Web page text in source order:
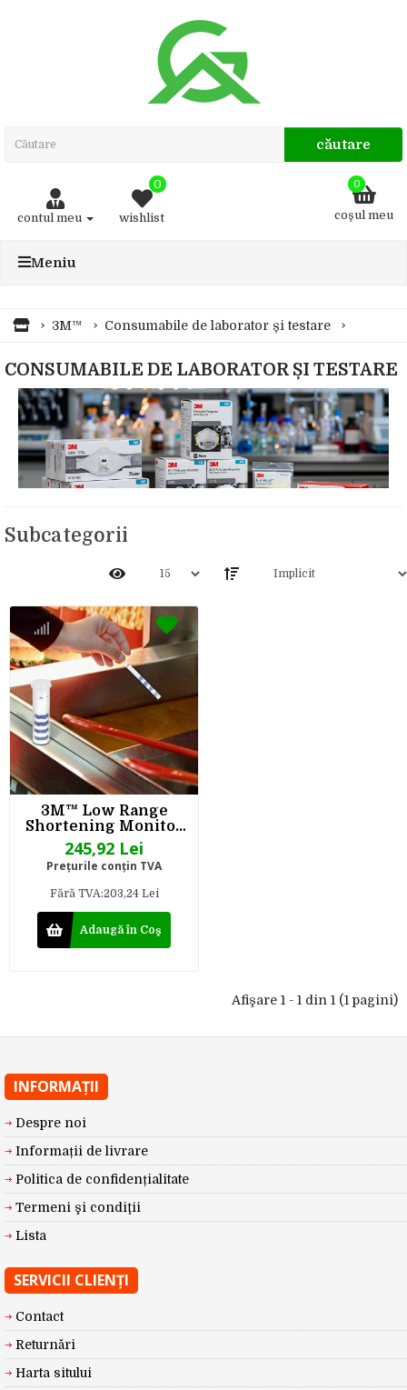
căutare
contul meu
0
wishlist coşul meu
0
Meniu
3M™ Consumabile de laborator și testare
CONSUMABILE DE LABORATOR ȘI TESTARE
Subcategorii
3M™ Low Range
Shortening Monitor
Strips, 50
Strips/Tube, 4
Tubes/Case
245,92 Lei
Preţurile conţin TVA
Fără TVA:203,24 Lei
Adaugă în Coş
Afişare 1 - 1 din 1 (1 pagini)
INFORMAŢII
Despre noi
Informații de livrare
Politica de confidențialitate
Termeni şi condiţii
Lista
SERVICII CLIENŢI
Contact
Returnări
Harta sitului